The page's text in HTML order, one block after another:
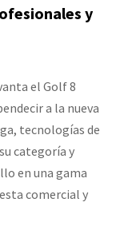
y
el Golf 8
a la nueva
tecnologías de
categoría y
en una gama
comercial y